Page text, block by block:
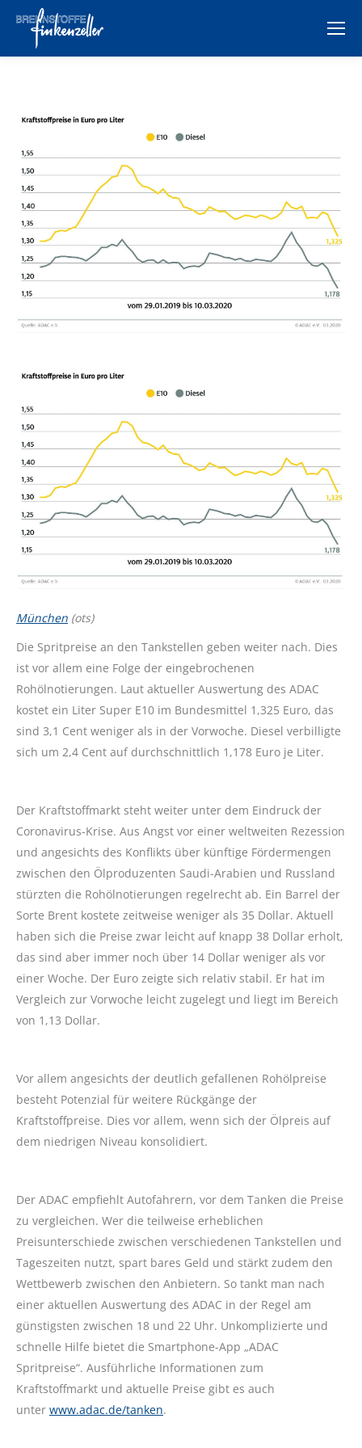
München (ots)
Die Spritpreise an den Tankstellen geben weiter nach. Dies
ist vor allem eine Folge der eingebrochenen
Rohölnotierungen. Laut aktueller Auswertung des ADAC
kostet ein Liter Super E10 im Bundesmittel 1,325 Euro, das
sind 3,1 Cent weniger als in der Vorwoche. Diesel verbilligte
sich um 2,4 Cent auf durchschnittlich 1,178 Euro je Liter.
Der Kraftstoffmarkt steht weiter unter dem Eindruck der
Coronavirus-Krise. Aus Angst vor einer weltweiten Rezession
und angesichts des Konflikts über künftige Fördermengen
zwischen den Ölproduzenten Saudi-Arabien und Russland
stürzten die Rohölnotierungen regelrecht ab. Ein Barrel der
Sorte Brent kostete zeitweise weniger als 35 Dollar. Aktuell
haben sich die Preise zwar leicht auf knapp 38 Dollar erholt,
das sind aber immer noch über 14 Dollar weniger als vor
einer Woche. Der Euro zeigte sich relativ stabil. Er hat im
Vergleich zur Vorwoche leicht zugelegt und liegt im Bereich
von 1,13 Dollar.
Vor allem angesichts der deutlich gefallenen Rohölpreise
besteht Potenzial für weitere Rückgänge der
Kraftstoffpreise. Dies vor allem, wenn sich der Ölpreis auf
dem niedrigen Niveau konsolidiert.
Der ADAC empfiehlt Autofahrern, vor dem Tanken die Preise
zu vergleichen. Wer die teilweise erheblichen
Preisunterschiede zwischen verschiedenen Tankstellen und
Tageszeiten nutzt, spart bares Geld und stärkt zudem den
Wettbewerb zwischen den Anbietern. So tankt man nach
einer aktuellen Auswertung des ADAC in der Regel am
günstigsten zwischen 18 und 22 Uhr. Unkomplizierte und
schnelle Hilfe bietet die Smartphone-App „ADAC
Spritpreise“. Ausführliche Informationen zum
Kraftstoffmarkt und aktuelle Preise gibt es auch
unter www.adac.de/tanken.